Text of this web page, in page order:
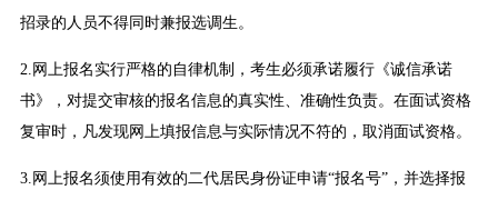
招录的人员不得同时兼报选调生。
2.网上报名实行严格的自律机制，考生必须承诺履行《诚信承诺
书》，对提交审核的报名信息的真实性、准确性负责。在面试资格
复审时，凡发现网上填报信息与实际情况不符的，取消面试资格。
3.网上报名须使用有效的二代居民身份证申请“报名号”，并选择报